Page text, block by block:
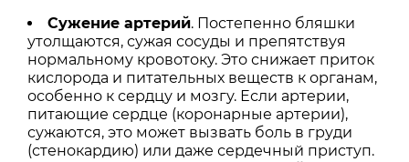
Сужение артерий. Постепенно бляшки
утолщаются, сужая сосуды и препятствуя
нормальному кровотоку. Это снижает приток
кислорода и питательных веществ к органам,
особенно к сердцу и мозгу. Если артерии,
питающие сердце (коронарные артерии),
сужаются, это может вызвать боль в груди
(стенокардию) или даже сердечный приступ.